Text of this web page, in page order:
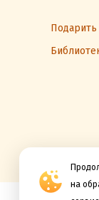
на